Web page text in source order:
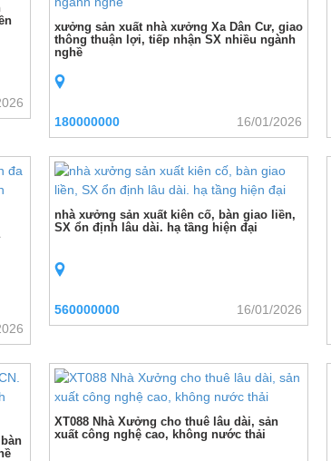
xưởng sản xuất nhà xưởng Xa Dân Cư, giao
thông thuận lợi, tiếp nhận SX nhiều ngành
nghề
180000000 16/01/2026
nhà xưởng sản xuất kiên cố, bàn giao liền,
SX ổn định lâu dài. hạ tầng hiện đại
560000000 16/01/2026
XT088 Nhà Xưởng cho thuê lâu dài, sản
xuất công nghệ cao, không nước thải